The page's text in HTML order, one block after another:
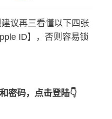
建议再三看懂以下四张
ID】，否则容易锁
密码，点击登陆👇